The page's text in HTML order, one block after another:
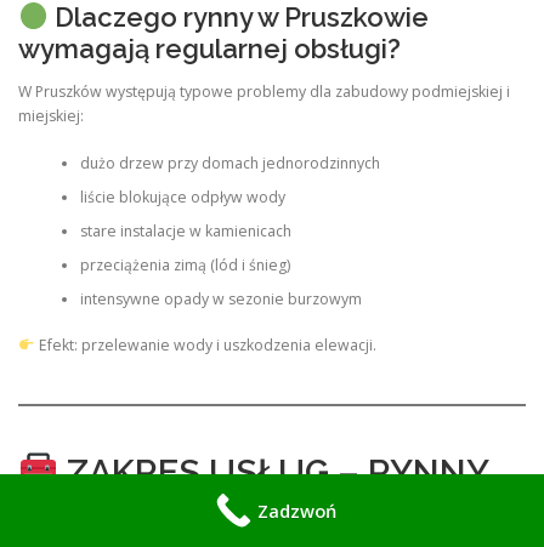
Dlaczego rynny w Pruszkowie
wymagają regularnej obsługi?
W Pruszków występują typowe problemy dla zabudowy podmiejskiej i
miejskiej:
dużo drzew przy domach jednorodzinnych
liście blokujące odpływ wody
stare instalacje w kamienicach
przeciążenia zimą (lód i śnieg)
intensywne opady w sezonie burzowym
Efekt: przelewanie wody i uszkodzenia elewacji.
ZAKRES USŁUG – RYNNY
Zadzwoń